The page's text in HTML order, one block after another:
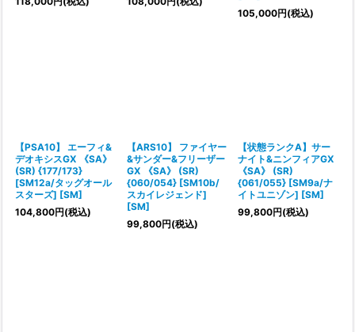
105,000円(税込)
【PSA10】 エーフィ&
デオキシスGX 《SA》
(SR) {177/173}
[SM12a/タッグオール
スターズ] [SM]
104,800円(税込)
【ARS10】 ファイヤー
&サンダー&フリーザー
GX 《SA》 (SR)
{060/054} [SM10b/
スカイレジェンド]
[SM]
99,800円(税込)
【状態ランクA】サー
ナイト&ニンフィアGX
《SA》 (SR)
{061/055} [SM9a/ナ
イトユニゾン] [SM]
99,800円(税込)